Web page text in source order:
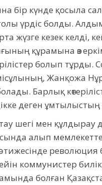
бір күнде қосыла
үрдіс болды.
жүзге кезек
құрамына өз
болып
Жанқожа
болады. Барлық
деген ұмтылыстың
шегі мен құлдырау
алып
революция
коммунистер
болған